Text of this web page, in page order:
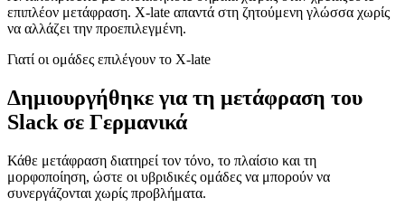
επιπλέον μετάφραση. X-late απαντά στη ζητούμενη γλώσσα χωρίς
να αλλάζει την προεπιλεγμένη.
Γιατί οι ομάδες επιλέγουν το X-late
Δημιουργήθηκε για τη μετάφραση του
Slack σε Γερμανικά
Κάθε μετάφραση διατηρεί τον τόνο, το πλαίσιο και τη
μορφοποίηση, ώστε οι υβριδικές ομάδες να μπορούν να
συνεργάζονται χωρίς προβλήματα.